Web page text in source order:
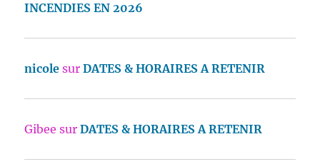
INCENDIES EN 2026
nicole surDATES & HORAIRES A RETENIR
Gibee surDATES & HORAIRES A RETENIR